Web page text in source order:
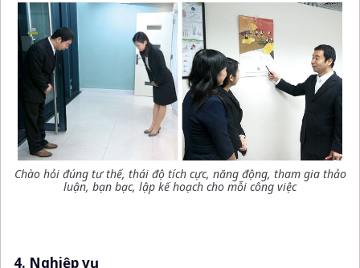
Chào hỏi đúng tư thế, thái độ tích cực, năng động, tham gia thảo
luận, bạn bạc, lập kế hoạch cho mỗi công việc
4. Nghiệp vụ